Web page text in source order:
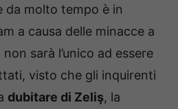
da molto tempo è in
a causa delle minacce a
non sarà l’unico ad essere
visto che gli inquirenti
dubitare di Zeliş, la